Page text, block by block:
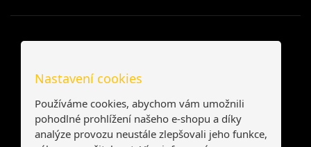
Nastavení cookies
Používáme cookies, abychom vám umožnili
pohodlné prohlížení našeho e-shopu a díky
analýze provozu neustále zlepšovali jeho funkce,